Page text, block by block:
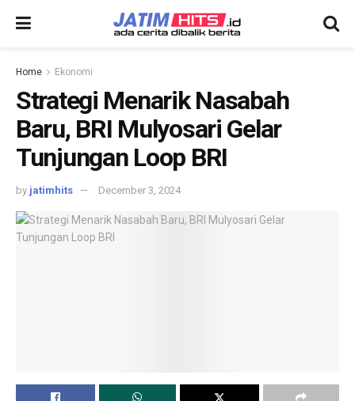
Home Ekonomi
Strategi Menarik Nasabah
Baru, BRI Mulyosari Gelar
Tunjungan Loop BRI
by jatimhits December 3, 2024